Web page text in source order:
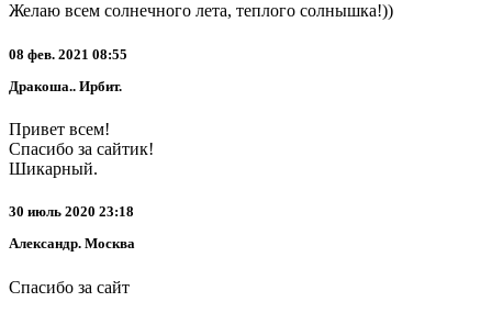
Желаю всем солнечного лета, теплого солнышка!))
08 фев. 2021 08:55
Дракоша.. Ирбит.
Привет всем!
Спасибо за сайтик!
Шикарный.
30 июль 2020 23:18
Александр. Москва
Спасибо за сайт